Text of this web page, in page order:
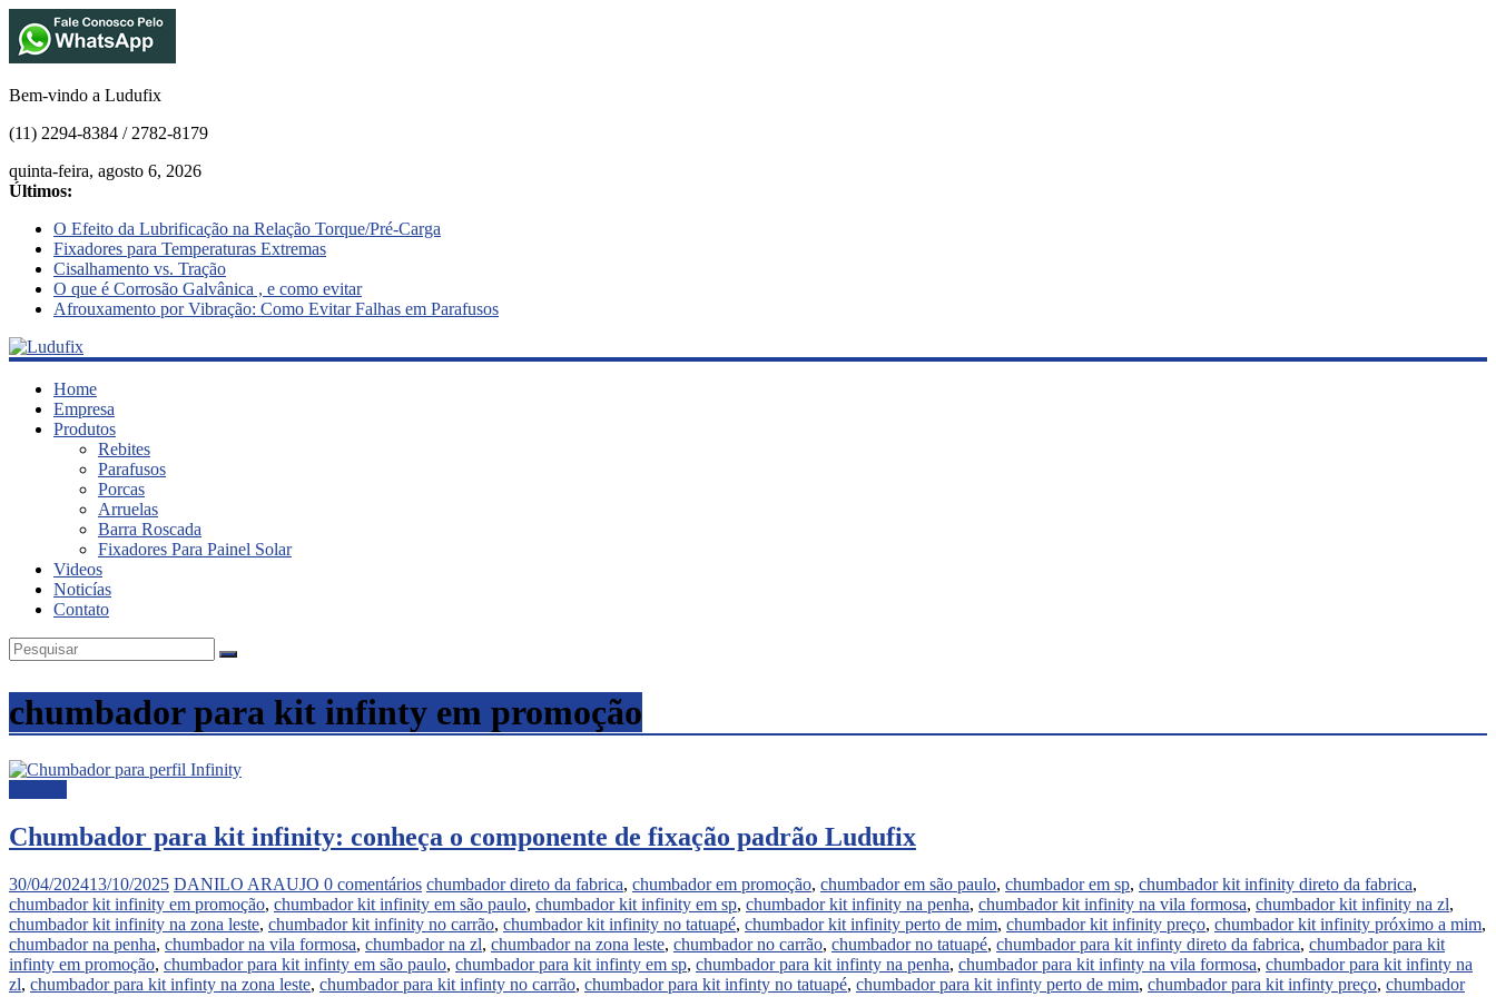
Bem-vindo a Ludufix
(11) 2294-8384 / 2782-8179
quinta-feira, agosto 6, 2026
Últimos:
O Efeito da Lubrificação na Relação Torque/Pré-Carga
Fixadores para Temperaturas Extremas
Cisalhamento vs. Tração
O que é Corrosão Galvânica , e como evitar
Afrouxamento por Vibração: Como Evitar Falhas em Parafusos
Ludufix
Fixadores
Home
Empresa
Produtos
Rebites
Parafusos
Porcas
Arruelas
Barra Roscada
Fixadores Para Painel Solar
Videos
Noticías
Contato
chumbador para kit infinty em promoção
Chumbador para kit infinity: conheça o componente de fixação padrão Ludufix
30/04/202413/10/2025 DANILO ARAUJO 0 comentários chumbador direto da fabrica, chumbador em promoção, chumbador em são paulo, chumbador em sp, chumbador kit infinity direto da fabrica,
chumbador kit infinity em promoção, chumbador kit infinity em são paulo, chumbador kit infinity em sp, chumbador kit infinity na penha, chumbador kit infinity na vila formosa, chumbador kit infinity na zl,
chumbador kit infinity na zona leste, chumbador kit infinity no carrão, chumbador kit infinity no tatuapé, chumbador kit infinity perto de mim, chumbador kit infinity preço, chumbador kit infinity próximo a mim,
chumbador na penha, chumbador na vila formosa, chumbador na zl, chumbador na zona leste, chumbador no carrão, chumbador no tatuapé, chumbador para kit infinty direto da fabrica, chumbador para kit
infinty em promoção, chumbador para kit infinty em são paulo, chumbador para kit infinty em sp, chumbador para kit infinty na penha, chumbador para kit infinty na vila formosa, chumbador para kit infinty na
zl, chumbador para kit infinty na zona leste, chumbador para kit infinty no carrão, chumbador para kit infinty no tatuapé, chumbador para kit infinty perto de mim, chumbador para kit infinty preço, chumbador